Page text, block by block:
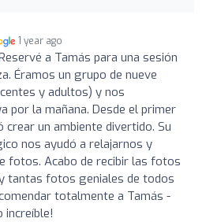
1 year ago
a Tamás para una sesión
Éramos un grupo de nueve
y adultos) y nos
por la mañana. Desde el primer
un ambiente divertido. Su
nos ayudó a relajarnos y
fotos. Acabo de recibir las fotos
tantas fotos geniales de todos
totalmente a Tamás -
increíble!